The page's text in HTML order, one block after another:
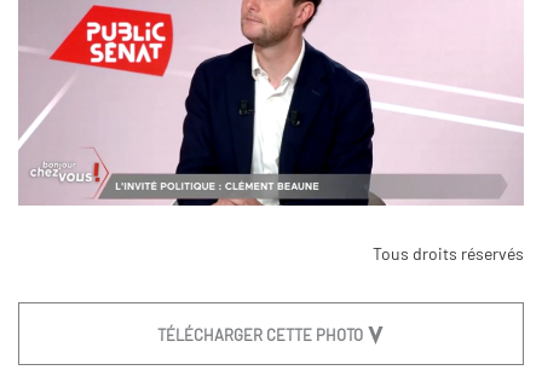
Tous droits réservés
TÉLÉCHARGER CETTE PHOTO